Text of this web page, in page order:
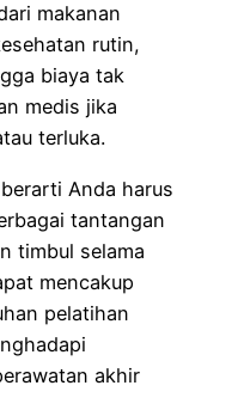
makanan
rutin,
biaya tak
medis jika
terluka.
Anda harus
tantangan
timbul selama
mencakup
pelatihan
akhir